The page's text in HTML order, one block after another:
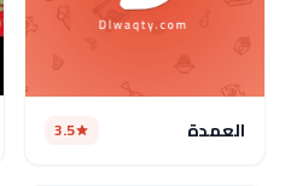
العمدة 3.5